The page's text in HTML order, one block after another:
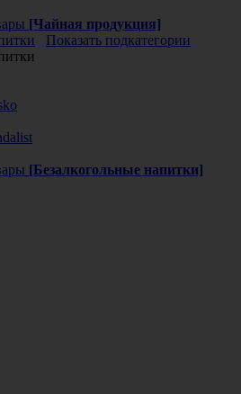
[Чайная продукция]
Показать подкатегории
[Безалкогольные напитки]